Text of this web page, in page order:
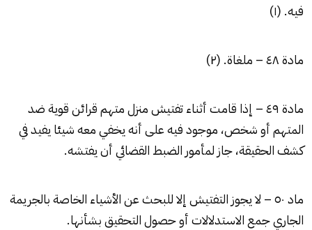
فيه. (١)
مادة ٤٨ – ملغاة. (٢)
مادة ٤٩ – إذا قامت أثناء تفتيش منزل متهم قرائن قوية ضد
المتهم أو شخص، موجود فيه على أنه يخفي معه شيئا يفيد في
كشف الحقيقة، جاز لمأمور الضبط القضائي أن يفتشه.
ماد ٥٠ – لا يجوز التفتيش إلا للبحث عن الأشياء الخاصة بالجريمة
الجاري جمع الاستدلالات أو حصول التحقيق بشأنها.